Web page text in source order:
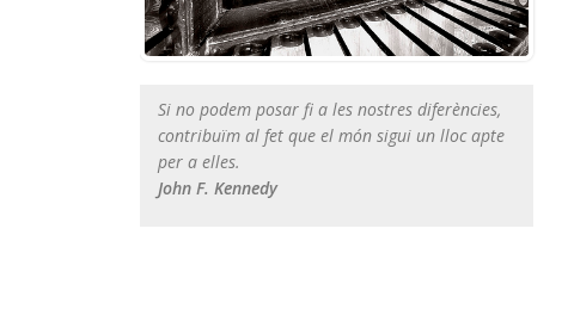
Si no podem posar fi a les nostres diferències,
contribuïm al fet que el món sigui un lloc apte
per a elles.
John F. Kennedy